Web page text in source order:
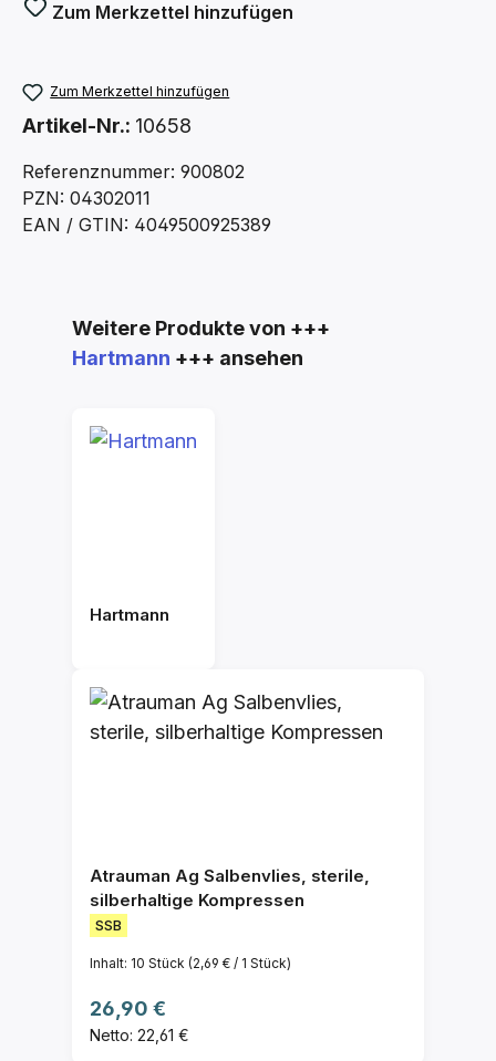
Zum Merkzettel hinzufügen
Zum Merkzettel hinzufügen
Artikel-Nr.: 10658
Referenznummer: 900802
PZN: 04302011
EAN / GTIN: 4049500925389
Produktgalerie überspringen
Weitere Produkte von +++
Hartmann +++ ansehen
Hartmann
Atrauman Ag Salbenvlies, sterile,
silberhaltige Kompressen
SSB
Inhalt: 10 Stück (2,69 € / 1 Stück)
Regulärer Preis:
26,90 €
Netto: 22,61 €